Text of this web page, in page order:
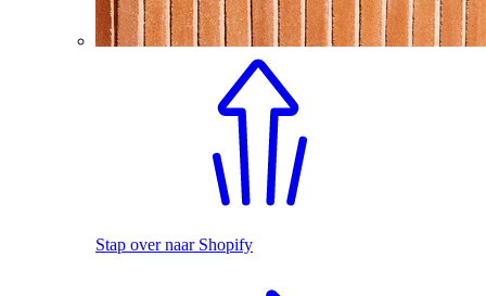
Stap over naar Shopify